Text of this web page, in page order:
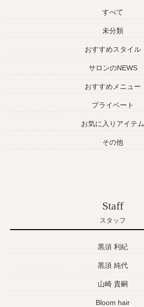
すべて
未分類
おすすめスタイル
サロンのNEWS
おすすめメニュー
プライベート
お気に入りアイテム
その他
Staff
スタッフ
黒須 利紀
黒須 純代
山崎 貴嗣
Bloom hair